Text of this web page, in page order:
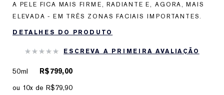
A PELE FICA MAIS FIRME, RADIANTE E, AGORA, MAIS
ELEVADA - EM TRÊS ZONAS FACIAIS IMPORTANTES.
DETALHES DO PRODUTO
ESCREVA A PRIMEIRA AVALIAÇÃO
50ml
R$799,00
ou 10x de R$79,90